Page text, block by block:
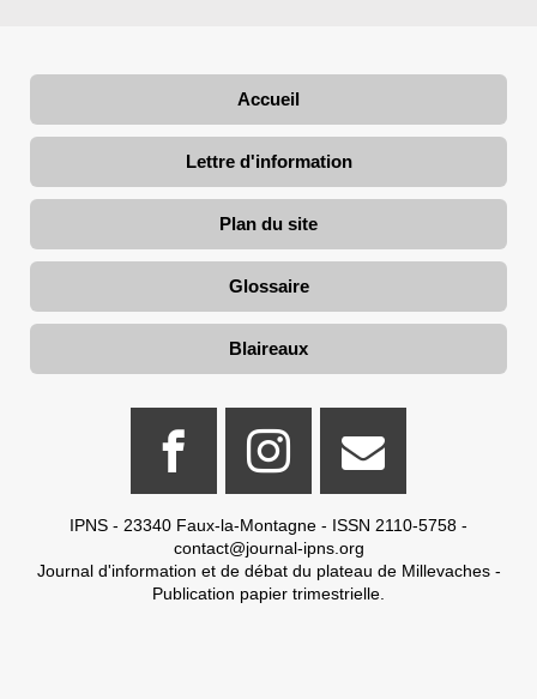
Accueil
Lettre d'information
Plan du site
Glossaire
Blaireaux
IPNS - 23340 Faux-la-Montagne - ISSN 2110-5758 -
contact@journal-ipns.org
Journal d'information et de débat du plateau de Millevaches -
Publication papier trimestrielle.